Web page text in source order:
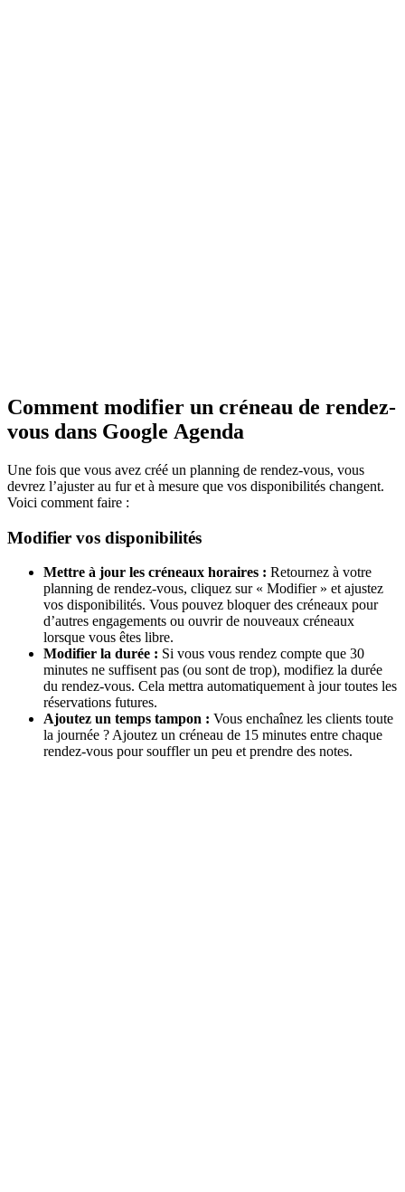
Comment modifier un créneau de rendez-
vous dans Google Agenda
Une fois que vous avez créé un planning de rendez-vous, vous
devrez l’ajuster au fur et à mesure que vos disponibilités changent.
Voici comment faire :
Modifier vos disponibilités
Mettre à jour les créneaux horaires : Retournez à votre
planning de rendez-vous, cliquez sur « Modifier » et ajustez
vos disponibilités. Vous pouvez bloquer des créneaux pour
d’autres engagements ou ouvrir de nouveaux créneaux
lorsque vous êtes libre.
Modifier la durée : Si vous vous rendez compte que 30
minutes ne suffisent pas (ou sont de trop), modifiez la durée
du rendez-vous. Cela mettra automatiquement à jour toutes les
réservations futures.
Ajoutez un temps tampon : Vous enchaînez les clients toute
la journée ? Ajoutez un créneau de 15 minutes entre chaque
rendez-vous pour souffler un peu et prendre des notes.